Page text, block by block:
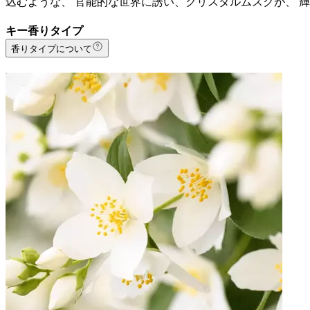
キー香りタイプ
香りタイプについて